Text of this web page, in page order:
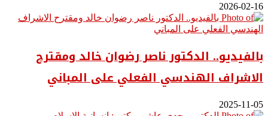
2026-02-16
بالفيديو.. ‎الدكتور ناصر رضوان خالد ومقترح
الاشراف الهندسي الفعلي على المباني
2025-11-05